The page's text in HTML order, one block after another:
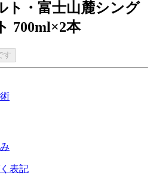
ト・富士山麓シング
700ml×2本
す
表記